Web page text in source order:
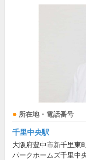
所在地・電話番号
千里中央駅
大阪府豊中市新千里東
パークホームズ千里中